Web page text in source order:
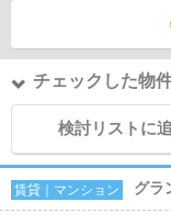
チェックした物
検討リストに
賃貸｜マンション グラ